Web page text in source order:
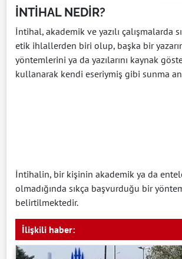
İNTİHAL NEDİR?
İntihal, akademik ve yazılı çalışmalarda
etik ihlallerden biri olup, başka bir
yöntemlerini ya da yazılarını kaynak
kullanarak kendi eseriymiş gibi sunma
İntihalin, bir kişinin akademik ya da
olmadığında sıkça başvurduğu bir
belirtilmektedir.
İlişkili haber: